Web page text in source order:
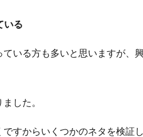
いる
いる方も多いと思いますが、
した。
すからいくつかのネタを検証